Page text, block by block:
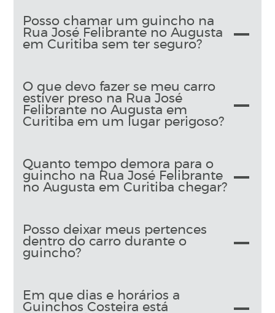
Posso chamar um guincho na
Rua José Felibrante no Augusta
em Curitiba sem ter seguro?
O que devo fazer se meu carro
estiver preso na Rua José
Felibrante no Augusta em
Curitiba em um lugar perigoso?
Quanto tempo demora para o
guincho na Rua José Felibrante
no Augusta em Curitiba chegar?
Posso deixar meus pertences
dentro do carro durante o
guincho?
Em que dias e horários a
Guinchos Costeira está